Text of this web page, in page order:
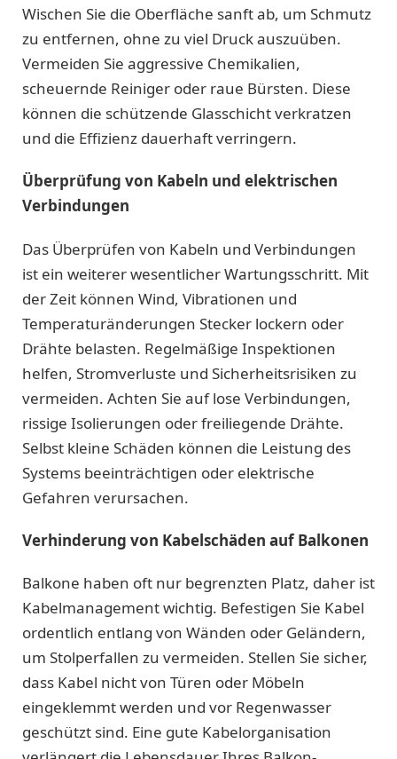
Wischen Sie die Oberfläche sanft ab, um Schmutz
zu entfernen, ohne zu viel Druck auszuüben.
Vermeiden Sie aggressive Chemikalien,
scheuernde Reiniger oder raue Bürsten. Diese
können die schützende Glasschicht verkratzen
und die Effizienz dauerhaft verringern.
Überprüfung von Kabeln und elektrischen
Verbindungen
Das Überprüfen von Kabeln und Verbindungen
ist ein weiterer wesentlicher Wartungsschritt. Mit
der Zeit können Wind, Vibrationen und
Temperaturänderungen Stecker lockern oder
Drähte belasten. Regelmäßige Inspektionen
helfen, Stromverluste und Sicherheitsrisiken zu
vermeiden. Achten Sie auf lose Verbindungen,
rissige Isolierungen oder freiliegende Drähte.
Selbst kleine Schäden können die Leistung des
Systems beeinträchtigen oder elektrische
Gefahren verursachen.
Verhinderung von Kabelschäden auf Balkonen
Balkone haben oft nur begrenzten Platz, daher ist
Kabelmanagement wichtig. Befestigen Sie Kabel
ordentlich entlang von Wänden oder Geländern,
um Stolperfallen zu vermeiden. Stellen Sie sicher,
dass Kabel nicht von Türen oder Möbeln
eingeklemmt werden und vor Regenwasser
geschützt sind. Eine gute Kabelorganisation